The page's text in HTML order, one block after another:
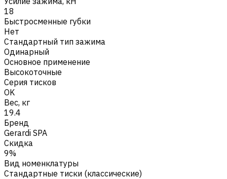
18
Быстросменные губки
Нет
Стандартный тип зажима
Одинарный
Основное применение
Высокоточные
Серия тисков
OK
Вес, кг
19.4
Бренд
Gerardi SPA
Скидка
9%
Вид номенклатуры
Стандартные тиски (классические)